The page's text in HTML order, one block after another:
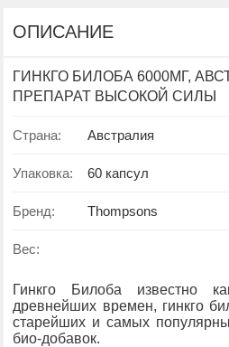
ВЬЕТНАМ
ОПИСАНИЕ
ГИНКГО БИЛОБА 6000МГ,
ПРЕПАРАТ ВЫСОКОЙ СИЛЫ
Страна: Австралия
Упаковка: 60 капсул
Бренд: Thompsons
Вес:
Гинкго Билоба известно
древнейших времен, гинкго
старейших и самых
био-добавок.